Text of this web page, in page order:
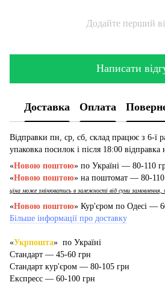
Додайте перший
Написати
Доставка Оплата
Відправки пн, ср, сб, склад працює з 6-ї
упаковка посилок і після 18:00 відправка
«Новою поштою» по Україні — 80-110
«Новою поштою» на поштомат — 80-110
ціна може змінюватись в залежності від суми замовлення,
«Новою поштою» Кур'єром по Одесі —
Більше інформації про доставку
«Укрпошта» по Україні
Стандарт — 45-60 грн
Стандарт кур'єром — 80-105 грн
Експресс — 60-100 грн